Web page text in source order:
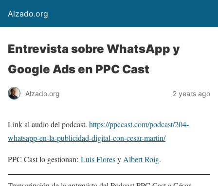
Alzado.org
Entrevista sobre WhatsApp y
Google Ads en PPC Cast
Alzado.org 2 years ago
Link al audio del podcast. https://ppccast.com/podcast/204-
whatsapp-en-la-publicidad-digital-con-cesar-martin/
PPC Cast lo gestionan: Luis Floresy Albert Roig.